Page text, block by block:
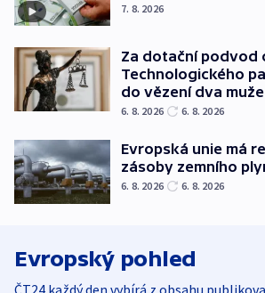
7. 8. 2026
Za dotační podvod
Technologického
do vězení dva muže
6. 8. 2026 6. 8. 2026
Evropská unie má
zásoby zemního
6. 8. 2026 6. 8. 2026
Evropský pohled
ČT24 každý den vybírá z obsahu